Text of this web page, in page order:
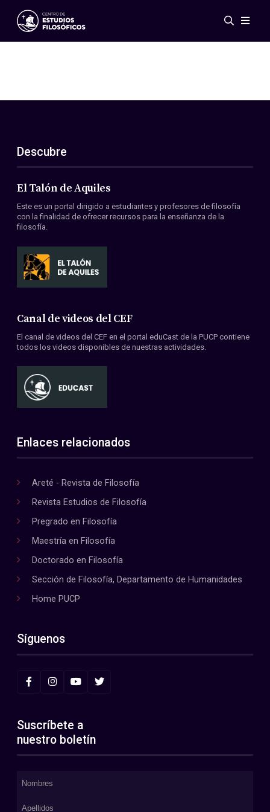
Eventos
ES
EN
Acerca de nosotros
Miembros
Convenios
Descubre
El Talón de Aquiles
Este es un portal dirigido a estudiantes y profesores de filosofía
con la finalidad de ofrecer recursos para la enseñanza de la
filosofía.
Canal de videos del CEF
El canal de videos del CEF en el portal eduCast de la PUCP contiene
todos los videos disponibles de nuestras actividades.
Enlaces relacionados
Areté - Revista de Filosofía
Revista Estudios de Filosofía
Pregrado en Filosofía
Maestría en Filosofía
Doctorado en Filosofía
Sección de Filosofía, Departamento de Humanidades
Home PUCP
Síguenos
Suscríbete a
nuestro boletín